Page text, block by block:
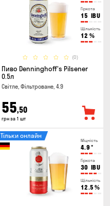
Гіркота
15 IBU
Щільність
12 %
(0)
Пиво Denninghoff's Pilsener
0.5л
Світле, Фільтроване, 4.9
55,50
грн за 1 шт
Міцність
4.9 °
Гіркота
30 IBU
Щільність
12.5 %
Тільки онлайн